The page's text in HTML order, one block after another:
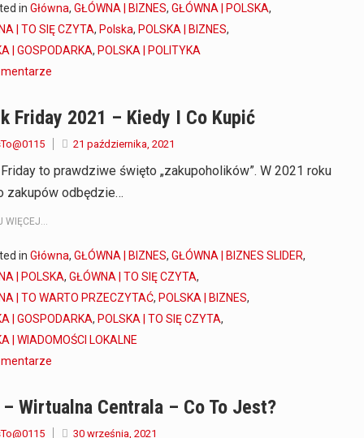
in Główna, GŁÓWNA | BIZNES, GŁÓWNA | POLSKA,
| TO SIĘ CZYTA, Polska, POLSKA | BIZNES,
| GOSPODARKA, POLSKA | POLITYKA
Friday 2021 – Kiedy I Co Kupić
21 października, 2021
to prawdziwe święto „zakupoholików”. W 2021 roku
zakupów odbędzie…
WIĘCEJ...
in Główna, GŁÓWNA | BIZNES, GŁÓWNA | BIZNES SLIDER,
| POLSKA, GŁÓWNA | TO SIĘ CZYTA,
| TO WARTO PRZECZYTAĆ, POLSKA | BIZNES,
| GOSPODARKA, POLSKA | TO SIĘ CZYTA,
| WIADOMOŚCI LOKALNE
– Wirtualna Centrala – Co To Jest?
30 września, 2021